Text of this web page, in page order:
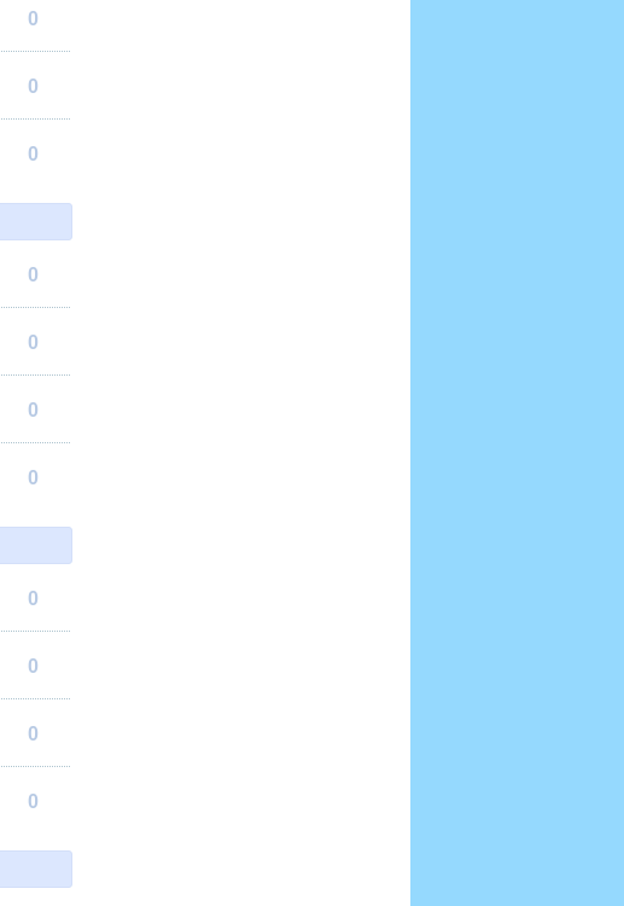
0
0
0
0
0
0
0
0
0
0
0